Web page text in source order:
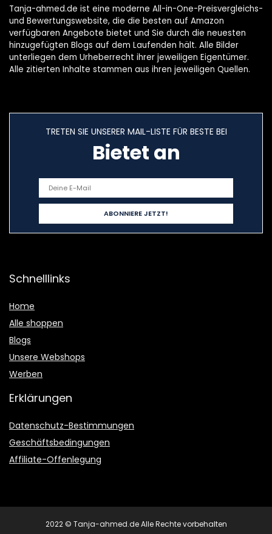
Tanja-ahmed.de ist eine moderne All-in-One-Preisvergleichs-
und Bewertungswebsite, die die besten auf Amazon
verfügbaren Angebote bietet und Sie durch die neuesten
hinzugefügten Blogs auf dem Laufenden hält. Alle Bilder
unterliegen dem Urheberrecht ihrer jeweiligen Eigentümer.
Alle zitierten Inhalte stammen aus ihren jeweiligen Quellen.
TRETEN SIE UNSERER MAIL-LISTE FÜR BESTE BEI
Bietet an
Schnelllinks
Home
Alle shoppen
Blogs
Unsere Webshops
Werben
Erklärungen
Datenschutz-Bestimmungen
Geschäftsbedingungen
Affiliate-Offenlegung
2022 © Tanja-ahmed.de Alle Rechte vorbehalten